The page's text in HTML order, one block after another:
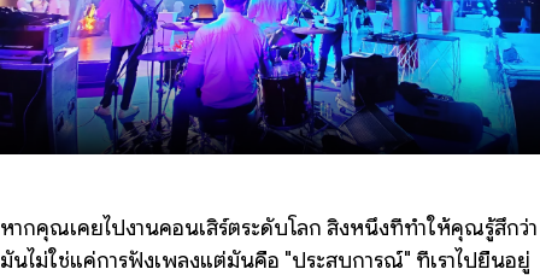
หากคุณเคยไปงานคอนเสิร์ตระดับโลก สิ่งหนึ่งที่ทำให้คุณรู้สึกว่า
มันไม่ใช่แค่การฟังเพลงแต่มันคือ "ประสบการณ์" ที่เราไปยืนอยู่